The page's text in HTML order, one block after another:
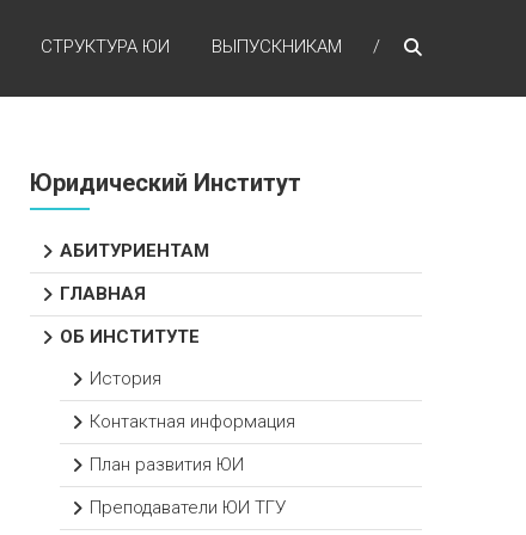
СТРУКТУРА ЮИ ВЫПУСКНИКАМ
Юридический Институт
АБИТУРИЕНТАМ
ГЛАВНАЯ
ОБ ИНСТИТУТЕ
История
Контактная информация
План развития ЮИ
Преподаватели ЮИ ТГУ